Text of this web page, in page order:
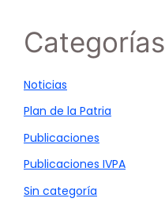
Categorías
Noticias
Plan de la Patria
Publicaciones
Publicaciones IVPA
Sin categoría